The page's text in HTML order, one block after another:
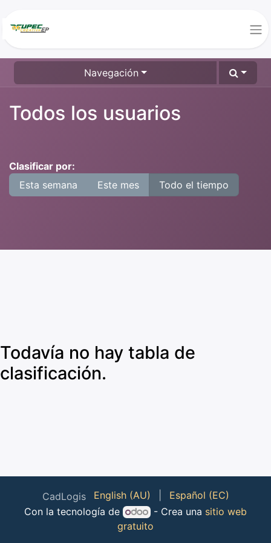
Navegación
Todos los usuarios
Clasificar por:
Esta semana
Este mes Todo el tiempo
Todavía no hay tabla de
clasificación.
CadLogis English (AU)
Español (EC)
Con la tecnología de
- Crea una sitio web
gratuito